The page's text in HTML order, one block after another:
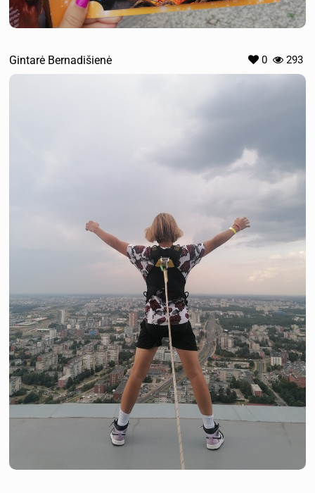
Gintarė Bernadišienė 0 293